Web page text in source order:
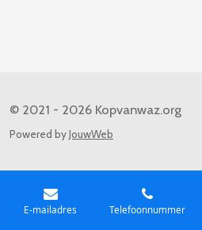
© 2021 - 2026 Kopvanwaz.org
Powered byJouwWeb
E-mailadres Telefoonnummer